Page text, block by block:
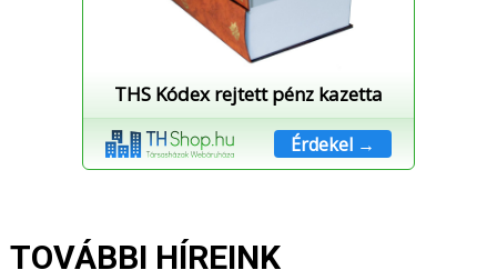
THS Kódex rejtett pénz kazetta
Érdekel →
TOVÁBBI HÍREINK